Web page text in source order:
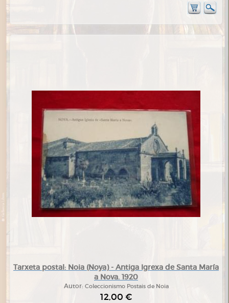
Tarxeta postal: Noia (Noya) - Antiga Igrexa de Santa María
a Nova. 1920
Autor: Coleccionismo Postais de Noia
12,00 €